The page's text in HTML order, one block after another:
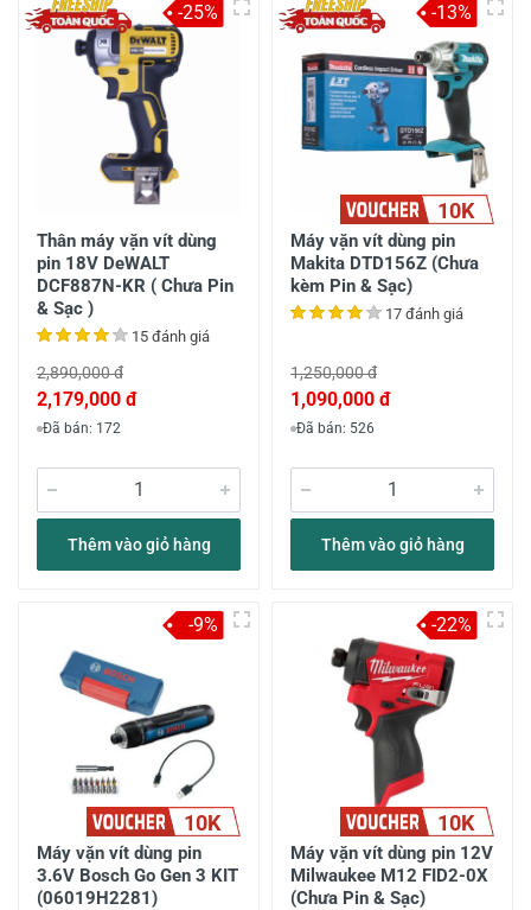
Thân máy vặn vít dùng
pin 18V DeWALT
DCF887N-KR ( Chưa Pin
& Sạc )
15 đánh giá
2,890,000 đ
2,179,000 đ
Đã bán: 172
Thêm vào giỏ hàng
-25%
10K
Máy vặn vít dùng pin
Makita DTD156Z (Chưa
kèm Pin & Sạc)
17 đánh giá
1,250,000 đ
1,090,000 đ
Đã bán: 526
Thêm vào giỏ hàng
-13%
10K
Máy vặn vít dùng pin
3.6V Bosch Go Gen 3 KIT
(06019H2281)
-9%
10K
Máy vặn vít dùng pin 12V
Milwaukee M12 FID2-0X
(Chưa Pin & Sạc)
-22%